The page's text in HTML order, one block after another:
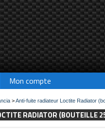
Mon compte
>Anti-fuite radiateur Loctite Radiator
RADIATOR (BOUTEILLE